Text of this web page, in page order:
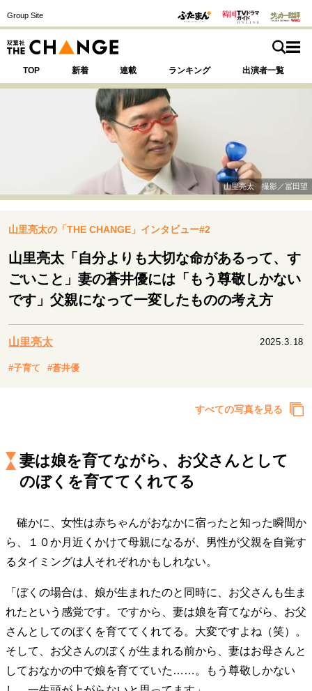
Group Site
TOP 新着 連載 ランキング 出演者一覧
注目の記事テーマで探す
運命を変えた出会い 決断の裏側
表現者の葛藤
人生が動いた日 10代の挫折と原点
セカンドキャリアの描き方
夢を掴む選択
リーダーの流儀 変革の原動力
次世代へのバトン
トップが描く未来
マインドセット
重圧との向き合い方 一流のルーティン
20代の現在地
忘れられない言葉
10代・20代の土台
ライフスタイル・生き方
40代からの景色 50代のリアル
美しさの哲学
パートナーとの歩み方
親になるということ
病が教えてくれたこと
移住という選択
山里亮太 撮影／冨田望
山里亮太の「THE CHANGE」インタビュー#2
山里亮太「自分よりも大切な命があるって、す
ごいこと」妻の蒼井優には「もう尊敬しかない
です」父親になって一変したものの考え方
山里亮太 2025.3.18
#子育て #蒼井優
すべての写真を見る
妻は娘を育てながら、お父さんとして
のぼくを育ててくれてる
確かに、女性は赤ちゃんがおなかに宿ったと知った瞬間か
ら、１０か月近くかけて母親になるが、男性が父親を自覚す
るタイミングは人それぞれかもしれない。
「ぼくの場合は、娘が生まれたのと同時に、お父さんも生ま
れたという感覚です。ですから、妻は娘を育てながら、お父
さんとしてのぼくを育ててくれてる。大変ですよね（笑）。
そして、お父さんのぼくが生まれる前から、妻はお母さんと
しておなかの中で娘を育てていた……。もう尊敬しかない